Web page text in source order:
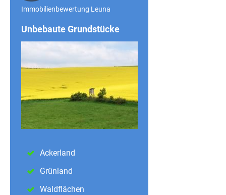
Immobilienbewertung Leuna
Unbebaute Grundstücke
Ackerland
Grünland
Waldflächen